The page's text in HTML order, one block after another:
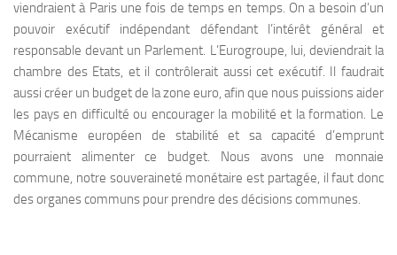
viendraient à Paris une fois de temps en temps. On a besoin d’un
pouvoir exécutif indépendant défendant l’intérêt général et
responsable devant un Parlement. L’Eurogroupe, lui, deviendrait la
chambre des Etats, et il contrôlerait aussi cet exécutif. Il faudrait
aussi créer un budget de la zone euro, afin que nous puissions aider
les pays en difficulté ou encourager la mobilité et la formation. Le
Mécanisme européen de stabilité et sa capacité d’emprunt
pourraient alimenter ce budget. Nous avons une monnaie
commune, notre souveraineté monétaire est partagée, il faut donc
des organes communs pour prendre des décisions communes.